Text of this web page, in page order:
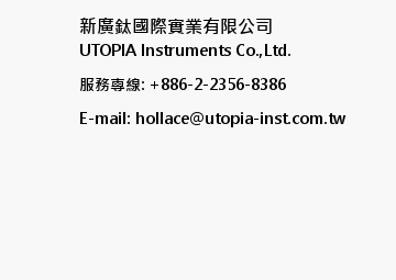
新廣鈦國際實業有限公司
UTOPIA Instruments Co.,Ltd.
服務專線: +886-2-2356-8386
E-mail: hollace@utopia-inst.com.tw